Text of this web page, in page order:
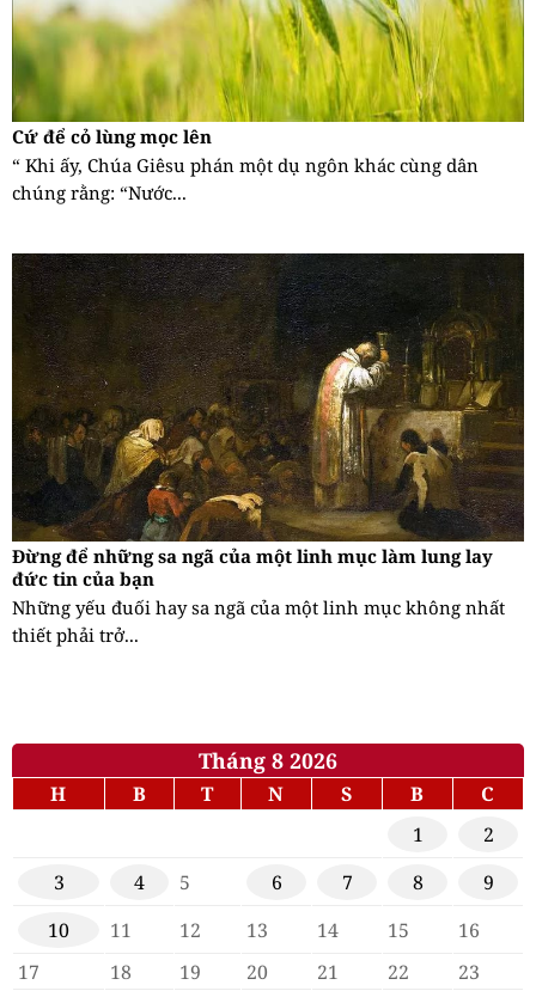
Cứ để cỏ lùng mọc lên
“ Khi ấy, Chúa Giêsu phán một dụ ngôn khác cùng dân
chúng rằng: “Nước...
Đừng để những sa ngã của một linh mục làm lung lay
đức tin của bạn
Những yếu đuối hay sa ngã của một linh mục không nhất
thiết phải trở...
Tháng 8 2026
H B T N S B
C
1
2
3
4 5 6 7 8
9
10
11 12 13 14 15
16
17
18 19 20 21 22
23